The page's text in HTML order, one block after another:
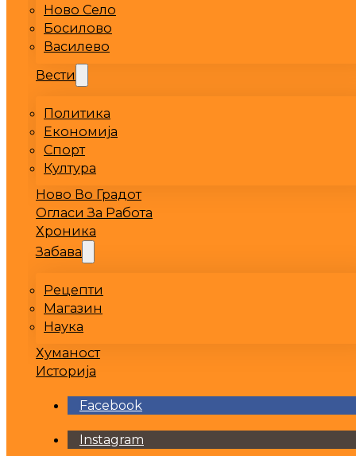
Ново Село
Босилово
Василево
Вести
Политика
Економија
Спорт
Култура
Ново Во Градот
Огласи За Работа
Хроника
Забава
Рецепти
Магазин
Наука
Хуманост
Историја
Facebook
Instagram